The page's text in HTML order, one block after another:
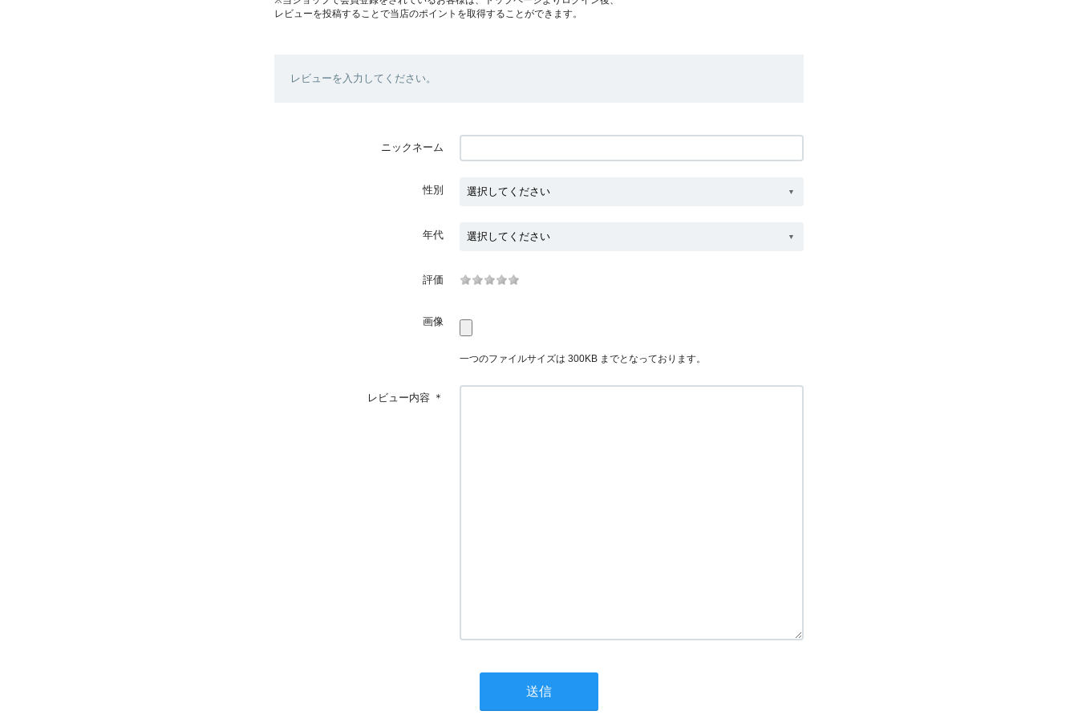
レビューを投稿することで当店のポイントを取得することができます。
レビューを入力してください。
ニックネーム
性別
年代
評価
画像
一つのファイルサイズは 300KB までとなっております。
レビュー内容 ＊